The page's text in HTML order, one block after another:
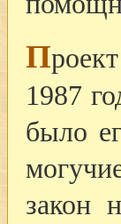
П
1987
было
закон